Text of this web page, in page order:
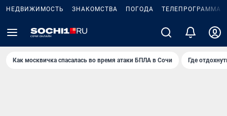
НЕДВИЖИМОСТЬ ЗНАКОМСТВА ПОГОДА ТЕЛЕПРОГРАММА
Как москвичка спасалась во время атаки БПЛА в Сочи Где